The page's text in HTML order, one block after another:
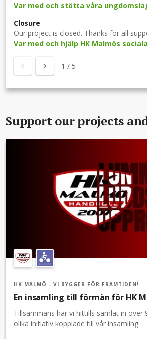
Var med och stötta våra
Closure
Our project is closed. Thanks for all
1 / 5
Support our projects
HK MALMÖ - VI BYGGER FÖR FRAMTIDEN!
En insamling till förmån för HK
Tillsammans har vi hittills samlat in över
olika initiativ kopplade till vår insamling